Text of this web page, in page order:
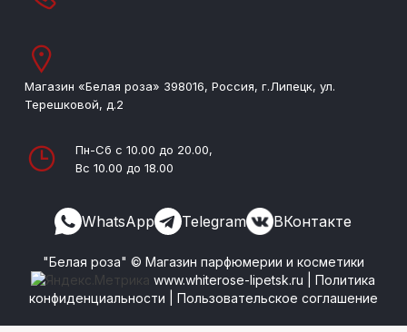
Магазин «Белая роза» 398016, Россия, г.Липецк, ул.
Терешковой, д.2
Пн-Сб с 10.00 до 20.00,
Вс 10.00 до 18.00
WhatsApp Telegram ВКонтакте
"Белая роза" © Магазин парфюмерии и косметики
www.whiterose-lipetsk.ru |Политика
конфиденциальности
Пользовательское соглашение